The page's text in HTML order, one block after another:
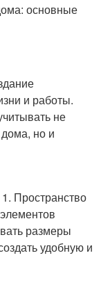
основные
и работы.
не
но и
Пространство
размеры
удобную и